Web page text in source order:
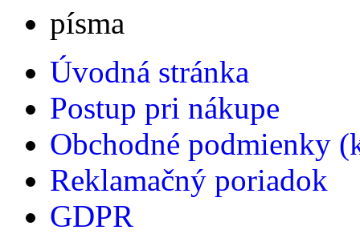
Úvodná stránka
Postup pri nákupe
Obchodné podmienky
Reklamačný poriadok
GDPR